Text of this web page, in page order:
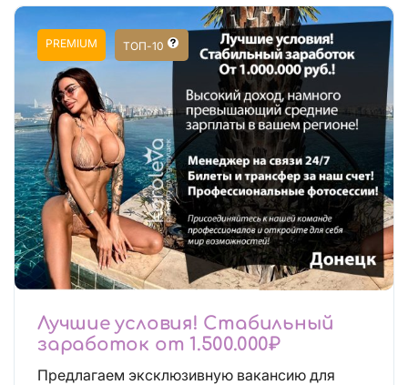
PREMIUM ТОП-10
Лучшие условия! Стабильный
заработок от 1.500.000₽
Предлагаем эксклюзивную вакансию для